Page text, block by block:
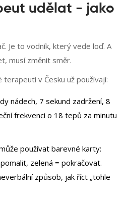
udělat - jako
Je to vodník, který vede loď. A
musí změnit směr.
v Česku už používají:
nádech, 7 sekund zadržení, 8
frekvenci o 18 tepů za minutu
používat barevné karty:
zelená = pokračovat.
způsob, jak říct „tohle